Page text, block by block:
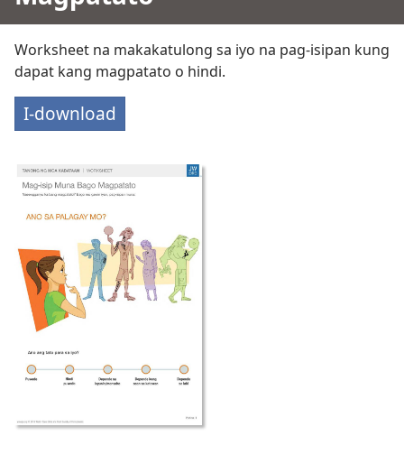
Worksheet na makakatulong sa iyo na pag-isipan kung
dapat kang magpatato o hindi.
I-download